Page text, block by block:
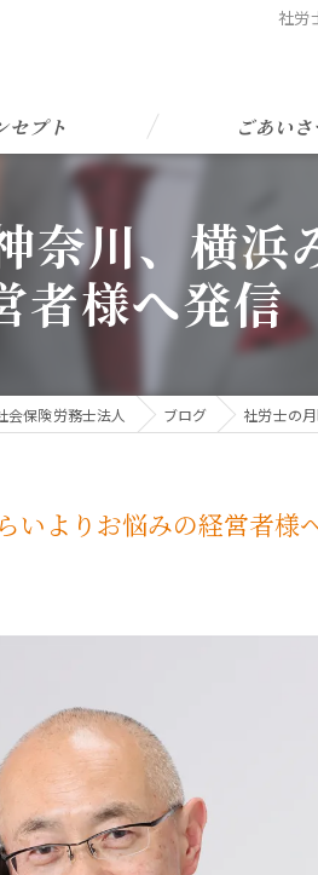
社労
セプト ごあい
奈川、横浜
者様へ発信
会保険労務士法人 ブログ 社労士の
いよりお悩みの経営者様